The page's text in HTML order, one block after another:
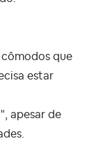
que
estar
apesar de